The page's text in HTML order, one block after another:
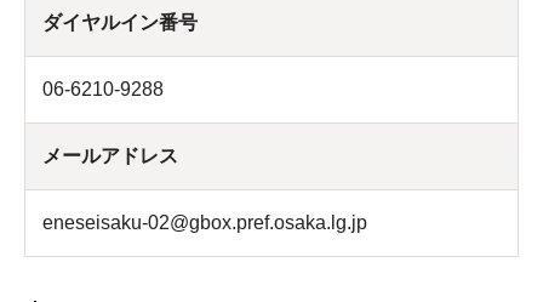
ダイヤルイン番号
06-6210-9288
メールアドレス
eneseisaku-02@gbox.pref.osaka.lg.jp